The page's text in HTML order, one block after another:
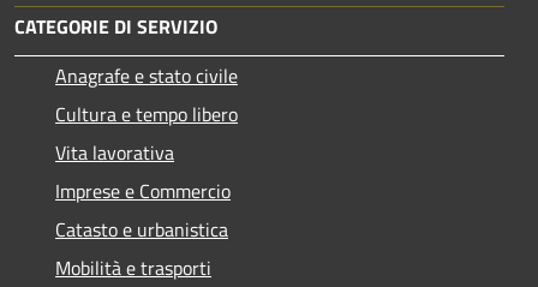
CATEGORIE DI SERVIZIO
Anagrafe e stato civile
Cultura e tempo libero
Vita lavorativa
Imprese e Commercio
Catasto e urbanistica
Mobilità e trasporti